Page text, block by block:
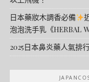
日本藥妝木調香必備
泡泡洗手乳《HERBAL
2025日本鼻炎藥人氣排